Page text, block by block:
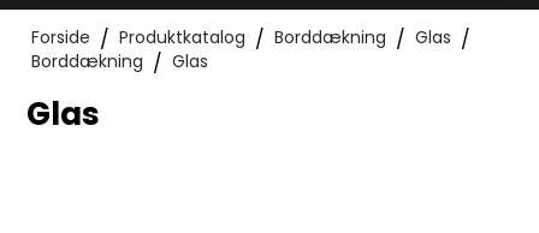
Forside / Produktkatalog / Borddækning / Glas /
Borddækning / Glas
Glas